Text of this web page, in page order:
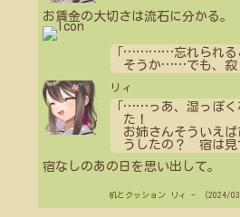
お賃金の大切さは流石に分かる。
…………忘れられる
そうか……でも、寂
リィ
…… っあ、湿っぽく
た！
お姉さんそういえば
うしたの？ 宿は見
宿なしのあの日を思い出して。
机とクッション リィ - （2024/